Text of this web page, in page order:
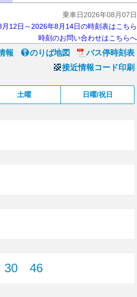
乗車日2026年08月07日
月12日～2026年8月14日の時刻表はこちら
時刻のお問い合わせはこちらへ
報 のりば地図
バス停時刻表
接近情報コード印刷
土曜 日曜/祝日
30
46